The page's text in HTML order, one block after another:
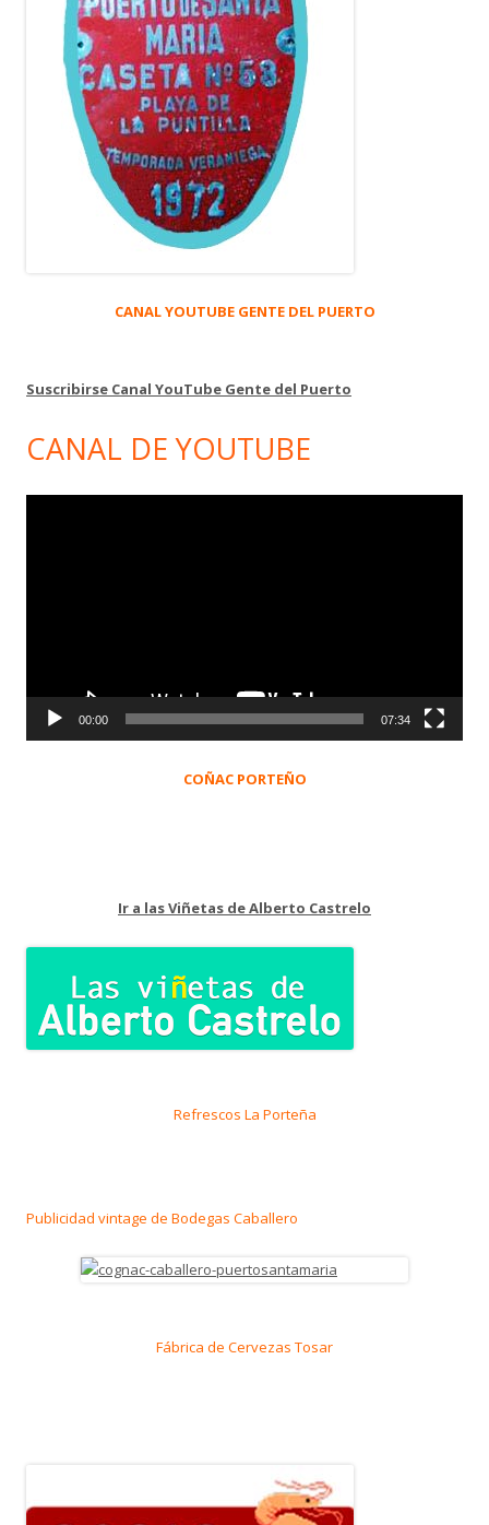
CANAL YOUTUBE GENTE DEL PUERTO
Suscribirse Canal YouTube Gente del Puerto
CANAL DE YOUTUBE
00:00 07:34
COÑAC PORTEÑO
Ir a las Viñetas de Alberto Castrelo
Refrescos La Porteña
Publicidad vintage de Bodegas Caballero
Fábrica de Cervezas Tosar